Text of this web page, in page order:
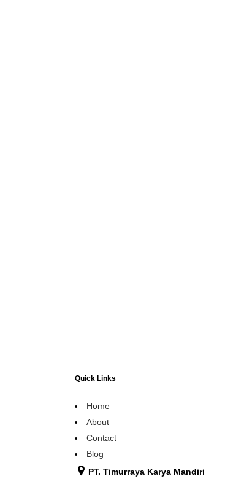
Quick Links
Home
About
Contact
Blog
PT. Timurraya Karya Mandiri